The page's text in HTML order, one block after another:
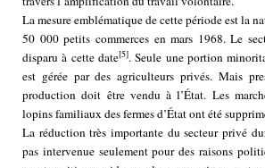
La mesure emblématique de cette période est la
50 000 petits commerces en mars 1968. Le
disparu à cette date[5]. Seule une portion
est gérée par des agriculteurs privés. Mais
production doit être vendu à l’État. Les
lopins familiaux des fermes d’État ont été
La réduction très importante du secteur privé
pas intervenue seulement pour des raisons